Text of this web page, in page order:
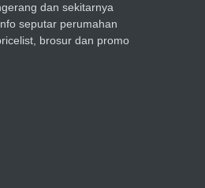
dan sekitarnya
seputar perumahan
brosur dan promo